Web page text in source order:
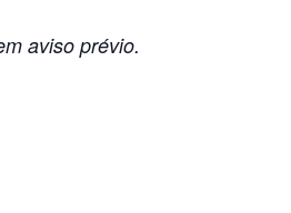
aviso prévio.